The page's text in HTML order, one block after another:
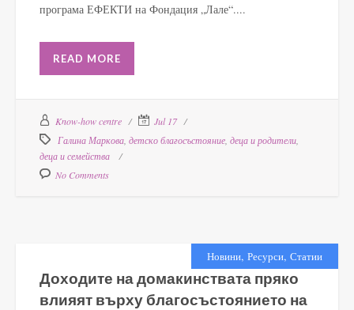
програма ЕФЕКТИ на Фондация „Лале“....
READ MORE
Know-how centre
Jul 17
Галина Маркова детско благосъстояние деца и родители
деца и семейства
No Comments
Новини, Ресурси, Статии
Доходите на домакинствата пряко
влияят върху благосъстоянието на